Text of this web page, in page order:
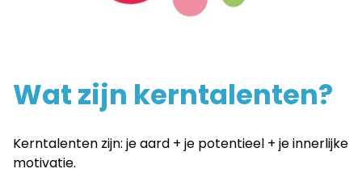
Wat zijn kerntalenten?
Kerntalenten zijn: je aard + je potentieel + je innerlijke
motivatie.